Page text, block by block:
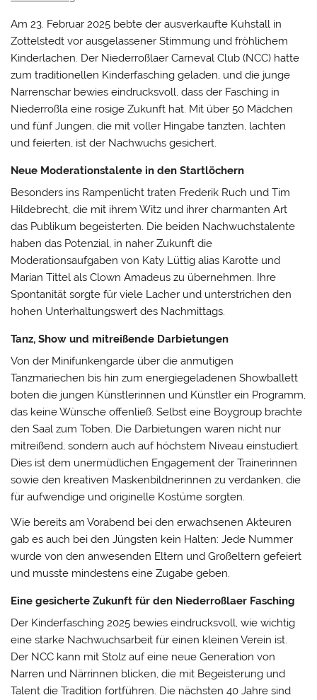
Am 23. Februar 2025 bebte der ausverkaufte Kuhstall in
Zottelstedt vor ausgelassener Stimmung und fröhlichem
Kinderlachen. Der Niederroßlaer Carneval Club (NCC) hatte
zum traditionellen Kinderfasching geladen, und die junge
Narrenschar bewies eindrucksvoll, dass der Fasching in
Niederroßla eine rosige Zukunft hat. Mit über 50 Mädchen
und fünf Jungen, die mit voller Hingabe tanzten, lachten
und feierten, ist der Nachwuchs gesichert.
Neue Moderationstalente in den Startlöchern
Besonders ins Rampenlicht traten Frederik Ruch und Tim
Hildebrecht, die mit ihrem Witz und ihrer charmanten Art
das Publikum begeisterten. Die beiden Nachwuchstalente
haben das Potenzial, in naher Zukunft die
Moderationsaufgaben von Katy Lüttig alias Karotte und
Marian Tittel als Clown Amadeus zu übernehmen. Ihre
Spontanität sorgte für viele Lacher und unterstrichen den
hohen Unterhaltungswert des Nachmittags.
Tanz, Show und mitreißende Darbietungen
Von der Minifunkengarde über die anmutigen
Tanzmariechen bis hin zum energiegeladenen Showballett
boten die jungen Künstlerinnen und Künstler ein Programm,
das keine Wünsche offenließ. Selbst eine Boygroup brachte
den Saal zum Toben. Die Darbietungen waren nicht nur
mitreißend, sondern auch auf höchstem Niveau einstudiert.
Dies ist dem unermüdlichen Engagement der Trainerinnen
sowie den kreativen Maskenbildnerinnen zu verdanken, die
für aufwendige und originelle Kostüme sorgten.
Wie bereits am Vorabend bei den erwachsenen Akteuren
gab es auch bei den Jüngsten kein Halten: Jede Nummer
wurde von den anwesenden Eltern und Großeltern gefeiert
und musste mindestens eine Zugabe geben.
Eine gesicherte Zukunft für den Niederroßlaer Fasching
Der Kinderfasching 2025 bewies eindrucksvoll, wie wichtig
eine starke Nachwuchsarbeit für einen kleinen Verein ist.
Der NCC kann mit Stolz auf eine neue Generation von
Narren und Närrinnen blicken, die mit Begeisterung und
Talent die Tradition fortführen. Die nächsten 40 Jahre sind